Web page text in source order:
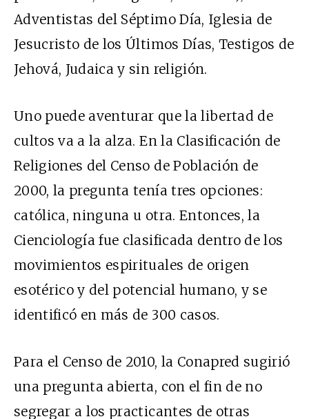
Adventistas del Séptimo Día, Iglesia de
Jesucristo de los Últimos Días, Testigos de
Jehová, Judaica y sin religión.
Uno puede aventurar que la libertad de
cultos va a la alza. En la Clasificación de
Religiones del Censo de Población de
2000, la pregunta tenía tres opciones:
católica, ninguna u otra. Entonces, la
Cienciología fue clasificada dentro de los
movimientos espirituales de origen
esotérico y del potencial humano, y se
identificó en más de 300 casos.
Para el Censo de 2010, la Conapred sugirió
una pregunta abierta, con el fin de no
segregar a los practicantes de otras